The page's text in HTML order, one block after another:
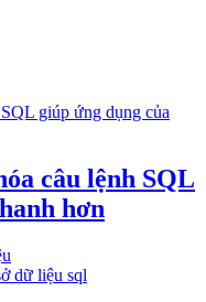
câu lệnh SQL
hơn
dữ liệu sql